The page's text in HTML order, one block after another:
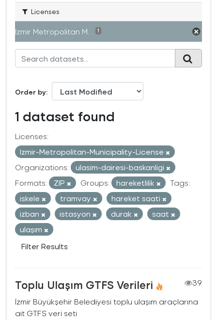
Licenses
Izmir Metropolitan M... 1
Order by
1 dataset found
Licenses:
Izmir-Metropolitan-Municipality-License
Organizations:
ulasim-dairesi-baskanligi
Formats:
ZIP Groups: hareketlilik
Tags:
iskele
tramvay
hareket saati
izban
istasyon durak
saat
ulaşım
Filter Results
Toplu Ulaşım GTFS Verileri
39
İzmir Büyükşehir Belediyesi toplu ulaşım araçlarına
ait GTFS veri seti